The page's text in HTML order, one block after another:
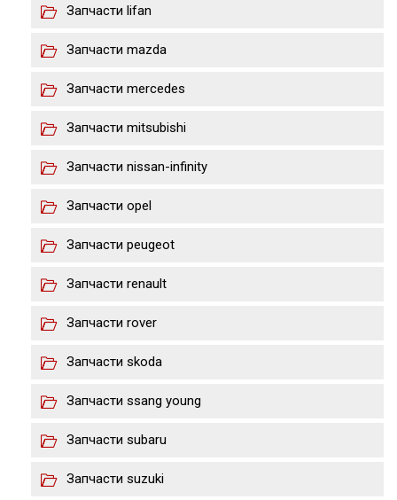
Запчасти lifan
Запчасти mazda
Запчасти merсedes
Запчасти mitsubishi
Запчасти nissan-infinity
Запчасти opel
Запчасти peugeot
Запчасти renault
Запчасти rover
Запчасти skoda
Запчасти ssang young
Запчасти subaru
Запчасти suzuki